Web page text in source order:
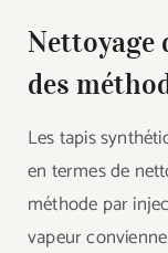
Nettoyage
des
Les tapis
en termes de
méthode par
vapeur